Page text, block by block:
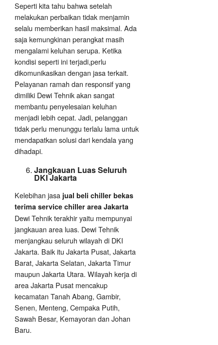
Seperti kita tahu bahwa setelah
melakukan perbaikan tidak menjamin
selalu memberikan hasil maksimal. Ada
saja kemungkinan perangkat masih
mengalami keluhan serupa. Ketika
kondisi seperti ini terjadi,perlu
dikomunikasikan dengan jasa terkait.
Pelayanan ramah dan responsif yang
dimiliki Dewi Tehnik akan sangat
membantu penyelesaian keluhan
menjadi lebih cepat. Jadi, pelanggan
tidak perlu menunggu terlalu lama untuk
mendapatkan solusi dari kendala yang
dihadapi.
Jangkauan Luas Seluruh
DKI Jakarta
Kelebihan jasa jual beli chiller bekas
terima service chiller area Jakarta
Dewi Tehnik terakhir yaitu mempunyai
jangkauan area luas. Dewi Tehnik
menjangkau seluruh wilayah di DKI
Jakarta. Baik itu Jakarta Pusat, Jakarta
Barat, Jakarta Selatan, Jakarta Timur
maupun Jakarta Utara. Wilayah kerja di
area Jakarta Pusat mencakup
kecamatan Tanah Abang, Gambir,
Senen, Menteng, Cempaka Putih,
Sawah Besar, Kemayoran dan Johan
Baru.